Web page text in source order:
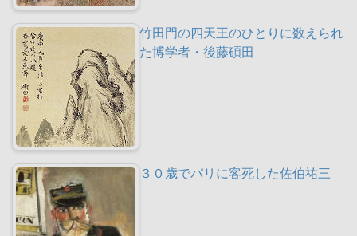
竹田門の四天王のひとりに数えられ
た博学者・後藤碩田
３０歳でパリに客死した佐伯祐三